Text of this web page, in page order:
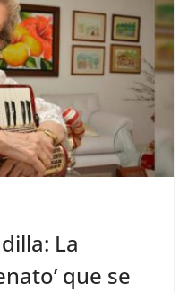
La
que se